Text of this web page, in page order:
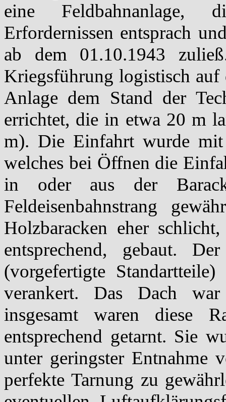
eine
Erfordernissen entsprach
ab dem 01.10.1943
Kriegsführung logistisch auf
Anlage dem Stand der
errichtet, die in etwa 20 m
m). Die Einfahrt wurde mit
welches bei Öffnen die
in oder aus der
Feldeisenbahnstrang
Holzbaracken eher
entsprechend, gebaut.
(vorgefertigte
verankert. Das Dach
insgesamt waren diese
entsprechend getarnt. Sie
unter geringster Entnahme
perfekte Tarnung zu